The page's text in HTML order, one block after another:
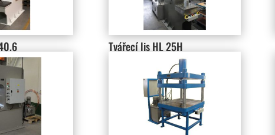
Tvářecí lis HL 25H